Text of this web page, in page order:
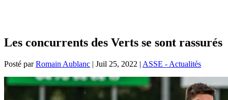
Les concurrents des Verts se sont rassurés
Posté parRomain Aublanc | Juil 25, 2022 | ASSE - Actualités